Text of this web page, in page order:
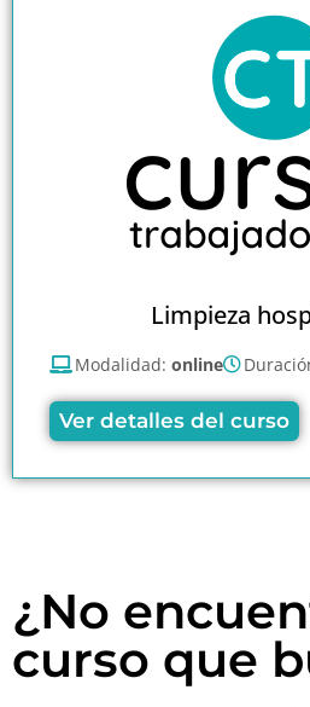
Limpieza
Modalidad: online
Ver detalles del curso
¿No
curso que